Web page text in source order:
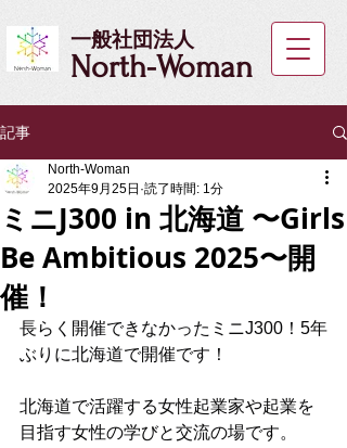
一般社団法人
North-Woman
記事
ミニJ300 in 北海道 〜Girls
Be Ambitious 2025〜開
催！
North-Woman
2025年9月25日 読了時間: 1分
長らく開催できなかったミニJ300！5年
ぶりに北海道で開催です！
北海道で活躍する女性起業家や起業を
目指す女性の学びと交流の場です。